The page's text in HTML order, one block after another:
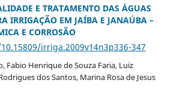
E TRATAMENTO DAS ÁGUAS
IRRIGAÇÃO EM JAÍBA E JANAÚBA –
E CORROSÃO
irriga.2009v14n3p336-347
Fabio Henrique de Souza Faria, Luiz
dos Santos, Marina Rosa de Jesus